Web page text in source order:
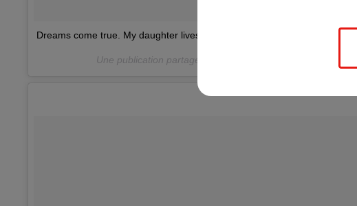
Dreams come true. My daughter lives for this woman. So do I.
Une publication partagée par